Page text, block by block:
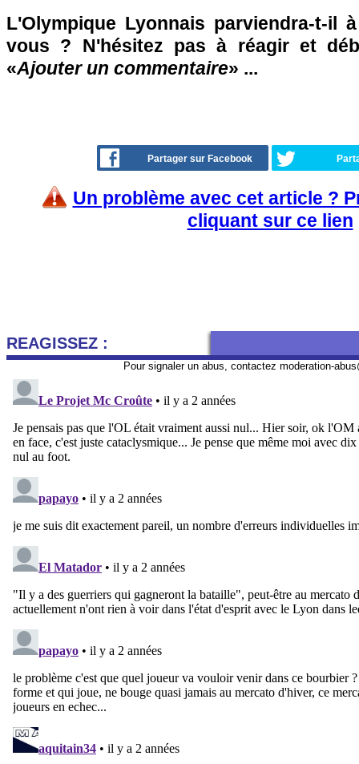
L'Olympique Lyonnais parviendra-t-il
vous ? N'hésitez pas à réagir et
«Ajouter un commentaire» ...
Partager sur Facebook
Un problème avec cet article ?
cliquant sur ce lien
REAGISSEZ :
Pour signaler un abus, contactez moderation-